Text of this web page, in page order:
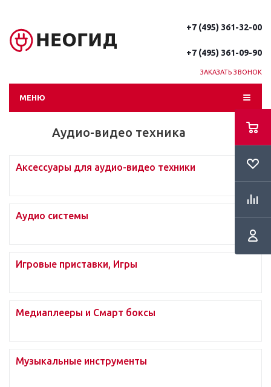
+7 (495) 361-32-00
+7 (495) 361-09-90
ЗАКАЗАТЬ ЗВОНОК
МЕНЮ
Аудио-видео техника
Аксессуары для аудио-видео техники
Аудио системы
Игровые приставки, Игры
Медиаплееры и Смарт боксы
Музыкальные инструменты